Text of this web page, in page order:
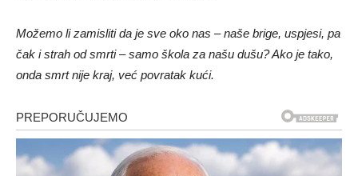
Možemo li zamisliti da je sve oko nas – naše brige, uspjesi, pa
čak i strah od smrti – samo škola za našu dušu? Ako je tako,
onda smrt nije kraj, već povratak kući.